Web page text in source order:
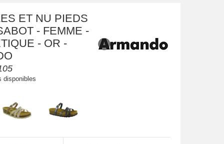
ET NU PIEDS
- FEMME -
- OR -
disponibles